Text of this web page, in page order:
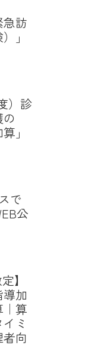
訪
」
）診
」
で
公
】
加
算
ミ
向